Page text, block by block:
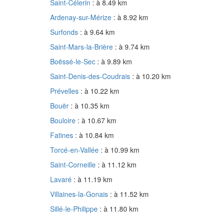
Saint-Célerin : à 8.49 km
Ardenay-sur-Mérize : à 8.92 km
Surfonds : à 9.64 km
Saint-Mars-la-Brière : à 9.74 km
Boëssé-le-Sec : à 9.89 km
Saint-Denis-des-Coudrais : à 10.20 km
Prévelles : à 10.22 km
Bouër : à 10.35 km
Bouloire : à 10.67 km
Fatines : à 10.84 km
Torcé-en-Vallée : à 10.99 km
Saint-Corneille : à 11.12 km
Lavaré : à 11.19 km
Villaines-la-Gonais : à 11.52 km
Sillé-le-Philippe : à 11.80 km